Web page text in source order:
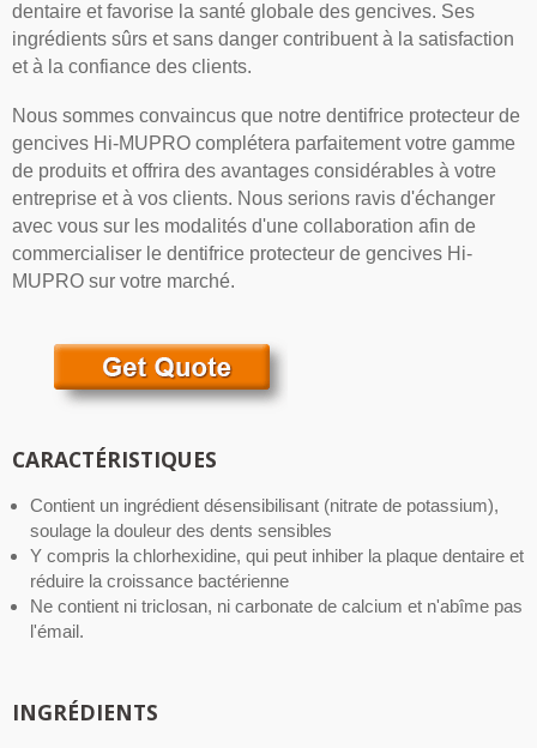
dentaire et favorise la santé globale des gencives. Ses
ingrédients sûrs et sans danger contribuent à la satisfaction
et à la confiance des clients.
Nous sommes convaincus que notre dentifrice protecteur de
gencives Hi-MUPRO complétera parfaitement votre gamme
de produits et offrira des avantages considérables à votre
entreprise et à vos clients. Nous serions ravis d'échanger
avec vous sur les modalités d'une collaboration afin de
commercialiser le dentifrice protecteur de gencives Hi-
MUPRO sur votre marché.
CARACTÉRISTIQUES
Contient un ingrédient désensibilisant (nitrate de potassium),
soulage la douleur des dents sensibles
Y compris la chlorhexidine, qui peut inhiber la plaque dentaire et
réduire la croissance bactérienne
Ne contient ni triclosan, ni carbonate de calcium et n'abîme pas
l'émail.
INGRÉDIENTS